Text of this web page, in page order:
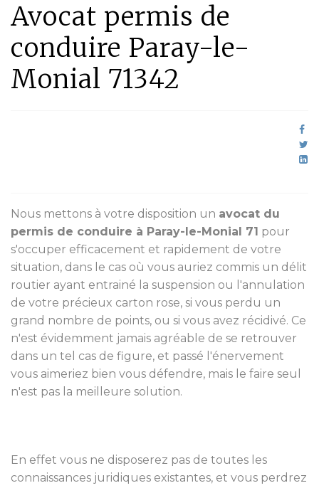
Avocat permis de
conduire Paray-le-
Monial 71342
Nous mettons à votre disposition un avocat du
permis de conduire à Paray-le-Monial 71 pour
s'occuper efficacement et rapidement de votre
situation, dans le cas où vous auriez commis un délit
routier ayant entrainé la suspension ou l'annulation
de votre précieux carton rose, si vous perdu un
grand nombre de points, ou si vous avez récidivé. Ce
n'est évidemment jamais agréable de se retrouver
dans un tel cas de figure, et passé l'énervement
vous aimeriez bien vous défendre, mais le faire seul
n'est pas la meilleure solution.
En effet vous ne disposerez pas de toutes les
connaissances juridiques existantes, et vous perdrez